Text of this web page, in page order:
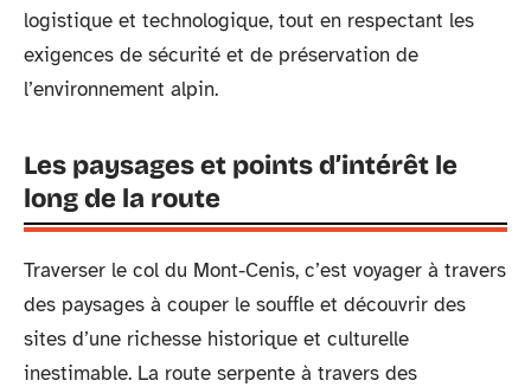
logistique et technologique, tout en respectant les
exigences de sécurité et de préservation de
l’environnement alpin.
Les paysages et points d’intérêt le
long de la route
Traverser le col du Mont-Cenis, c’est voyager à travers
des paysages à couper le souffle et découvrir des
sites d’une richesse historique et culturelle
inestimable. La route serpente à travers des